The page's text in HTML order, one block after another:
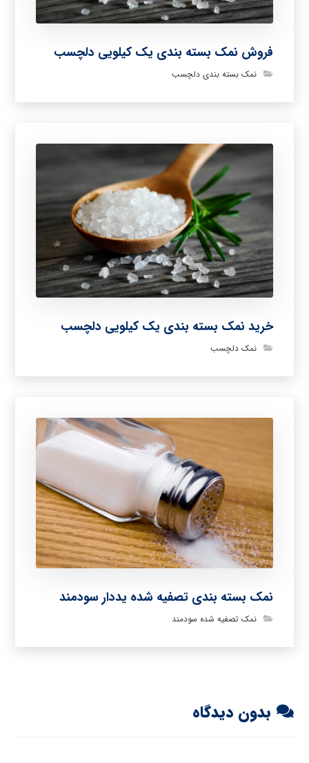
فروش نمک بسته بندی یک کیلویی دلچسب
نمک بسته بندی دلچسب
خرید نمک بسته بندی یک کیلویی دلچسب
نمک دلچسب
نمک بسته بندی تصفیه شده یددار سودمند
نمک تصفیه شده سودمند
بدون دیدگاه